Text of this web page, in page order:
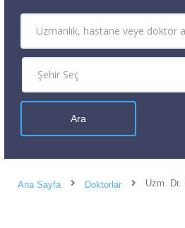
Ana Sayfa Doktorlar Uzm. Dr.